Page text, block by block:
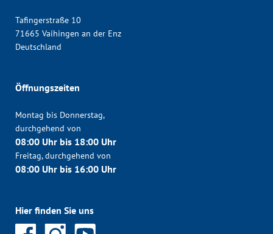
Tafingerstraße 10
71665 Vaihingen an der Enz
Deutschland
Öffnungszeiten
Montag bis Donnerstag,
durchgehend von
08:00 Uhr bis 18:00 Uhr
Freitag, durchgehend von
08:00 Uhr bis 16:00 Uhr
Hier finden Sie uns